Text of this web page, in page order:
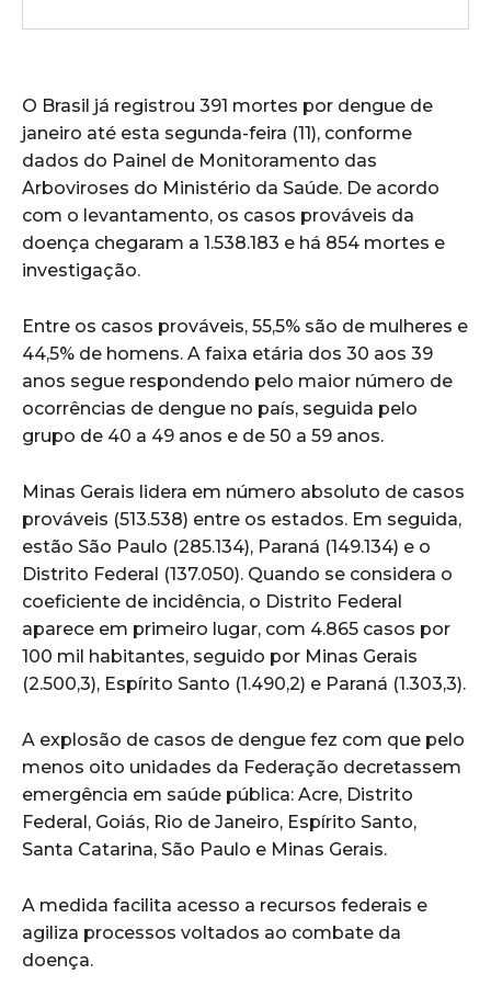
O Brasil já registrou 391 mortes por dengue de
janeiro até esta segunda-feira (11), conforme
dados do Painel de Monitoramento das
Arboviroses do Ministério da Saúde. De acordo
com o levantamento, os casos prováveis da
doença chegaram a 1.538.183 e há 854 mortes e
investigação.
Entre os casos prováveis, 55,5% são de mulheres e
44,5% de homens. A faixa etária dos 30 aos 39
anos segue respondendo pelo maior número de
ocorrências de dengue no país, seguida pelo
grupo de 40 a 49 anos e de 50 a 59 anos.
Minas Gerais lidera em número absoluto de casos
prováveis (513.538) entre os estados. Em seguida,
estão São Paulo (285.134), Paraná (149.134) e o
Distrito Federal (137.050). Quando se considera o
coeficiente de incidência, o Distrito Federal
aparece em primeiro lugar, com 4.865 casos por
100 mil habitantes, seguido por Minas Gerais
(2.500,3), Espírito Santo (1.490,2) e Paraná (1.303,3).
A explosão de casos de dengue fez com que pelo
menos oito unidades da Federação decretassem
emergência em saúde pública: Acre, Distrito
Federal, Goiás, Rio de Janeiro, Espírito Santo,
Santa Catarina, São Paulo e Minas Gerais.
A medida facilita acesso a recursos federais e
agiliza processos voltados ao combate da
doença.